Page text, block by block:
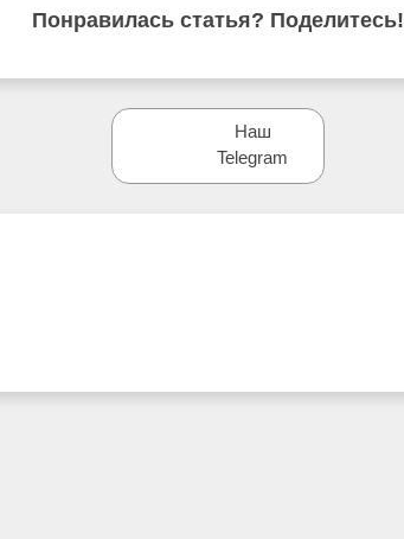
Понравилась статья? Поделитесь!
Наш
Telegram